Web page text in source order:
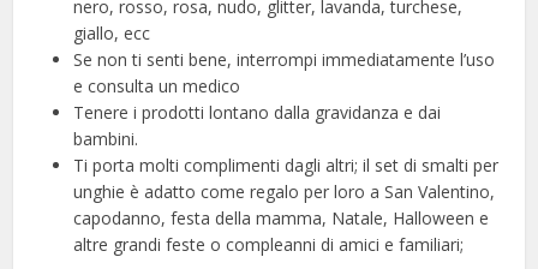
nero, rosso, rosa, nudo, glitter, lavanda, turchese,
giallo, ecc
Se non ti senti bene, interrompi immediatamente l’uso
e consulta un medico
Tenere i prodotti lontano dalla gravidanza e dai
bambini.
Ti porta molti complimenti dagli altri; il set di smalti per
unghie è adatto come regalo per loro a San Valentino,
capodanno, festa della mamma, Natale, Halloween e
altre grandi feste o compleanni di amici e familiari;